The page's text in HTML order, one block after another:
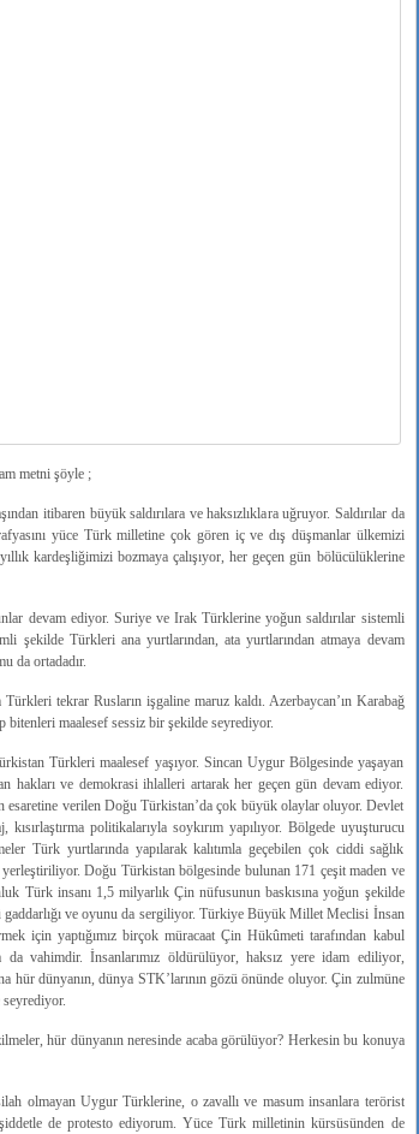
metni şöyle ;
itibaren büyük saldırılara ve haksızlıklara uğruyor. Saldırılar da
yüce Türk milletine çok gören iç ve dış düşmanlar ülkemizi
kardeşliğimizi bozmaya çalışıyor, her geçen gün bölücülüklerine
devam ediyor. Suriye ve Irak Türklerine yoğun saldırılar sistemli
şekilde Türkleri ana yurtlarından, ata yurtlarından atmaya devam
da ortadadır.
tekrar Rusların işgaline maruz kaldı. Azerbaycan’ın Karabağ
bitenleri maalesef sessiz bir şekilde seyrediyor.
Türkleri maalesef yaşıyor. Sincan Uygur Bölgesinde yaşayan
ve demokrasi ihlalleri artarak her geçen gün devam ediyor.
esaretine verilen Doğu Türkistan’da çok büyük olaylar oluyor. Devlet
kısırlaştırma politikalarıyla soykırım yapılıyor. Bölgede uyuşturucu
Türk yurtlarında yapılarak kalıtımla geçebilen çok ciddi sağlık
Doğu Türkistan bölgesinde bulunan 171 çeşit maden ve
Türk insanı 1,5 milyarlık Çin nüfusunun baskısına yoğun şekilde
ve oyunu da sergiliyor. Türkiye Büyük Millet Meclisi İnsan
için yaptığımız birçok müracaat Çin Hükûmeti tarafından kabul
vahimdir. İnsanlarımız öldürülüyor, haksız yere idam ediliyor,
hür dünyanın, dünya STK’larının gözü önünde oluyor. Çin zulmüne
hür dünyanın neresinde acaba görülüyor? Herkesin bu konuya
olmayan Uygur Türklerine, o zavallı ve masum insanlara terörist
de protesto ediyorum. Yüce Türk milletinin kürsüsünden de